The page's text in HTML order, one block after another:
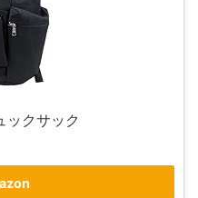
ックサック